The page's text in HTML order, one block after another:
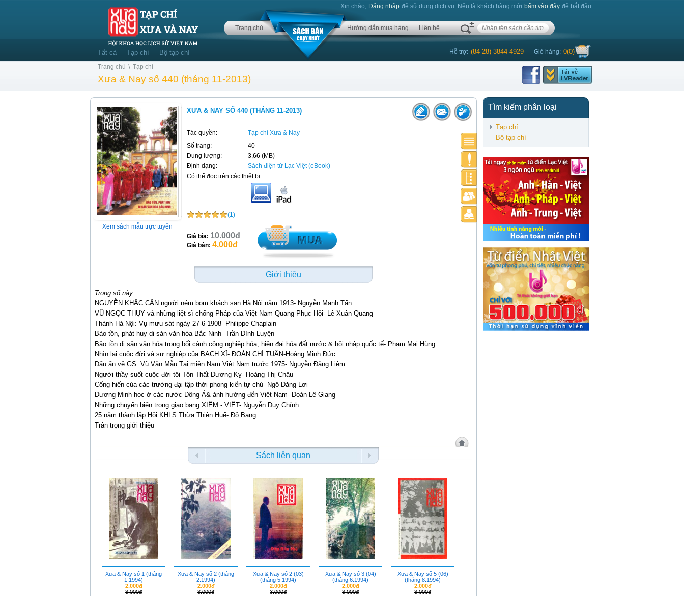
Xin chào, Đăng nhập để sử dụng dịch vụ. Nếu là khách hàng mới bấm vào đây để bắt đầu
Trang chủ Hướng dẫn mua hàng Liên hệ
Hỗ trợ: (84-28) 3844 4929 Giỏ hàng: 0(0)
Tất cả Tạp chí Bộ tạp chí
Trang chủ \ Tạp chí
Xưa & Nay số 440 (tháng 11-2013)
Tìm kiếm phân loại
Tạp chí
Bộ tạp chí
Xem sách mẫu trực tuyến
XƯA & NAY SỐ 440 (THÁNG 11-2013)
Tác quyền:
Tạp chí Xưa & Nay
Số trang:
40
Dung lượng:
3,66 (MB)
Định dạng:
Sách điện tử Lạc Việt (eBook)
Có thể đọc trên các thiết bị:
(1)
Giá bìa: 10.000đ
Giá bán: 4.000đ
Giới thiệu
Trong số này:
NGUYỄN KHẮC CẦN người ném bom khách sạn Hà Nội năm 1913- Nguyễn Mạnh Tấn
VŨ NGỌC THỤY và những liệt sĩ chống Pháp của Việt Nam Quang Phục Hội- Lê Xuân Quang
Thành Hà Nội: Vụ mưu sát ngày 27-6-1908- Philippe Chaplain
Bảo tồn, phát huy di sản văn hóa Bắc Ninh- Trần Đình Luyện
Bảo tồn di sản văn hóa trong bối cảnh công nghiệp hóa, hiện đại hóa đất nước & hội nhập quốc tế- Phạm Mai Hùng
Nhìn lại cuộc đời và sự nghiệp của BẠCH XĨ- ĐOÀN CHÍ TUÂN-Hoàng Minh Đức
Dấu ấn về GS. Vũ Văn Mẫu Tại miền Nam Việt Nam trước 1975- Nguyễn Đăng Liêm
Người thầy suốt cuộc đời tôi Tôn Thất Dương Kỵ- Hoàng Thị Châu
Cống hiến của các trường đại tập thời phong kiến tự chủ- Ngô Đăng Lơi
Dương Minh học ở các nước Đông Á& ảnh hưởng đến Việt Nam- Đoàn Lê Giang
Những chuyển biến trong giao bang XIÊM - VIỆT- Nguyễn Duy Chính
25 năm thành lập Hội KHLS Thừa Thiên Huế- Đỏ Bang
Trân trọng giới thiệu
Sách liên quan
Xưa & Nay số 1 (tháng
1.1994)
2.000đ
3.000đ
Xưa & Nay số 2 (tháng
2.1994)
2.000đ
3.000đ
Xưa & Nay số 2 (03)
(tháng 5.1994)
2.000đ
3.000đ
Xưa & Nay số 3 (04)
(tháng 6.1994)
2.000đ
3.000đ
Xưa & Nay số 5 (06)
(tháng 8.1994)
2.000đ
3.000đ